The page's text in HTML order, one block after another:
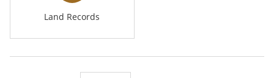
Land Records